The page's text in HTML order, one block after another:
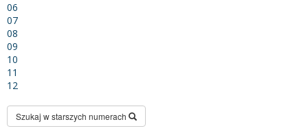
06
07
08
09
10
11
12
Szukaj w starszych numerach